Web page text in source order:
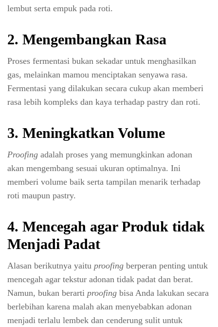
lembut serta empuk pada roti.
2. Mengembangkan Rasa
Proses fermentasi bukan sekadar untuk menghasilkan
gas, melainkan mamou menciptakan senyawa rasa.
Fermentasi yang dilakukan secara cukup akan memberi
rasa lebih kompleks dan kaya terhadap pastry dan roti.
3. Meningkatkan Volume
Proofing adalah proses yang memungkinkan adonan
akan mengembang sesuai ukuran optimalnya. Ini
memberi volume baik serta tampilan menarik terhadap
roti maupun pastry.
4. Mencegah agar Produk tidak
Menjadi Padat
Alasan berikutnya yaitu proofing berperan penting untuk
mencegah agar tekstur adonan tidak padat dan berat.
Namun, bukan berarti proofing bisa Anda lakukan secara
berlebihan karena malah akan menyebabkan adonan
menjadi terlalu lembek dan cenderung sulit untuk